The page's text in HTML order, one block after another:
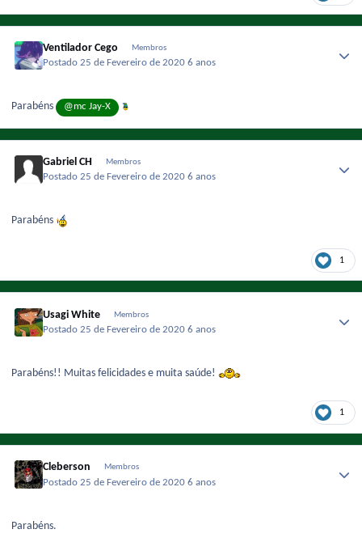
Ventilador Cego Membros
Postado25 de Fevereiro de 20206 anos
Parabéns @mc Jay-X
Gabriel CH Membros
Postado25 de Fevereiro de 20206 anos
Parabéns
1
Usagi White Membros
Postado25 de Fevereiro de 20206 anos
Parabéns!! Muitas felicidades e muita saúde!
1
Cleberson Membros
Postado25 de Fevereiro de 20206 anos
Parabéns.